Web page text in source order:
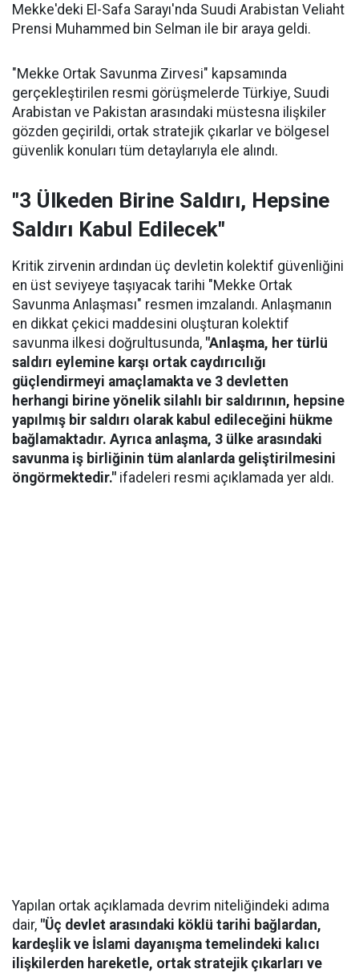
Mekke'deki El-Safa Sarayı'nda Suudi Arabistan Veliaht
Prensi Muhammed bin Selman ile bir araya geldi.
"Mekke Ortak Savunma Zirvesi" kapsamında
gerçekleştirilen resmi görüşmelerde Türkiye, Suudi
Arabistan ve Pakistan arasındaki müstesna ilişkiler
gözden geçirildi, ortak stratejik çıkarlar ve bölgesel
güvenlik konuları tüm detaylarıyla ele alındı.
"3 Ülkeden Birine Saldırı, Hepsine
Saldırı Kabul Edilecek"
Kritik zirvenin ardından üç devletin kolektif güvenliğini
en üst seviyeye taşıyacak tarihi "Mekke Ortak
Savunma Anlaşması" resmen imzalandı. Anlaşmanın
en dikkat çekici maddesini oluşturan kolektif
savunma ilkesi doğrultusunda, "Anlaşma, her türlü
saldırı eylemine karşı ortak caydırıcılığı
güçlendirmeyi amaçlamakta ve 3 devletten
herhangi birine yönelik silahlı bir saldırının, hepsine
yapılmış bir saldırı olarak kabul edileceğini hükme
bağlamaktadır. Ayrıca anlaşma, 3 ülke arasındaki
savunma iş birliğinin tüm alanlarda geliştirilmesini
öngörmektedir." ifadeleri resmi açıklamada yer aldı.
Yapılan ortak açıklamada devrim niteliğindeki adıma
dair, "Üç devlet arasındaki köklü tarihi bağlardan,
kardeşlik ve İslami dayanışma temelindeki kalıcı
ilişkilerden hareketle, ortak stratejik çıkarları ve